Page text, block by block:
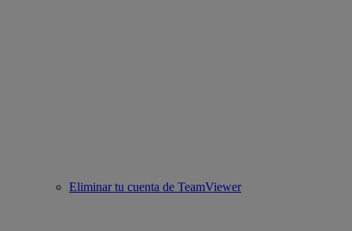
Eliminar tu cuenta de TeamViewer